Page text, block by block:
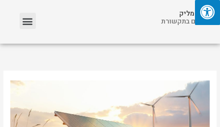
דילוג
לתוכן
אריאל מליק
אזכורים בתקשורת